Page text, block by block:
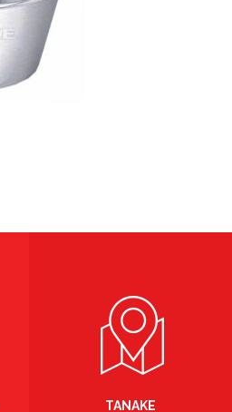
TANAKE